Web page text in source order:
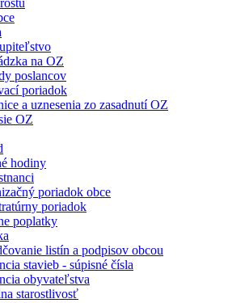
na OZ
poslancov
poriadok
a uznesenia zo zasadnutí OZ
OZ
hodiny
poriadok obce
poriadok
poplatky
listín a podpisov obcou
stavieb - súpisné čísla
obyvateľstva
starostlivosť